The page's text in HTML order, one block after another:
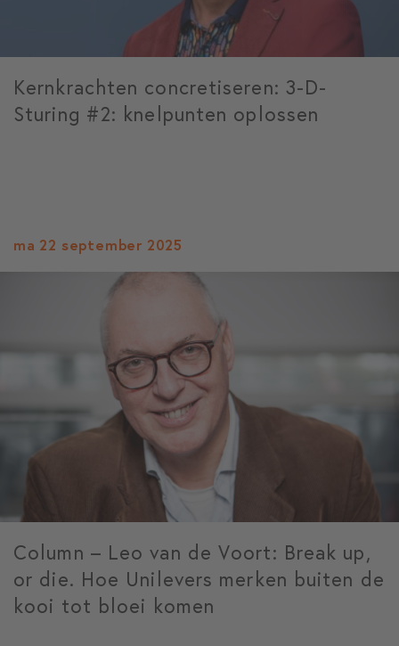
Kernkrachten concretiseren: 3-D-
Sturing #2: knelpunten oplossen
ma 22 september 2025
Column – Leo van de Voort: Break up,
or die. Hoe Unilevers merken buiten de
kooi tot bloei komen